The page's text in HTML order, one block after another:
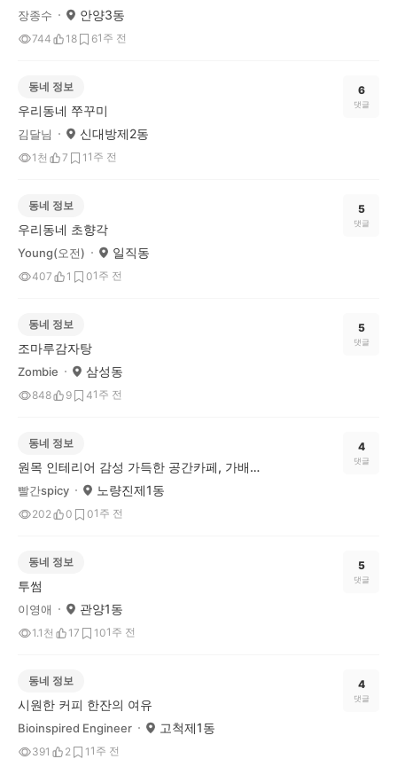
장종수 안양3동
744 18 61주 전
동네 정보
우리동네 쭈꾸미
김달님 신대방제2동
1천 7 1 1주 전
6
댓글
동네 정보
우리동네 초향각
Young(오전) 일직동
407 1 01주 전
5
댓글
동네 정보
조마루감자탕
Zombie 삼성동
848 9 41주 전
5
댓글
동네 정보
원목 인테리어 감성 가득한 공간카페, 가배도 후기
빨간spicy 노량진제1동
202 0 01주 전
4
댓글
동네 정보
투썸
이영애 관양1동
1.1천 17 101주 전
5
댓글
동네 정보
시원한 커피 한잔의 여유
Bioinspired Engineer 고척제1동
391 2 1 1주 전
4
댓글